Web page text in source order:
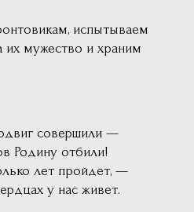
испытываем
их мужество и храним
совершили —
Родину отбили!
лет пройдет, —
у нас живет.